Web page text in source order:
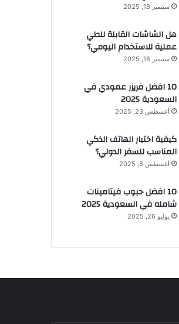
سبتمبر 18, 2025
هل الشاشات القابلة للطي
عملية للاستخدام اليومي؟
سبتمبر 18, 2025
10 افضل فريزر عمودي​ في
السعودية​ 2025
أغسطس 23, 2025
كيفية اختيار الهاتف الذكي
المناسب للسفر الدولي؟
أغسطس 8, 2025
10 افضل حبوب فيتامينات
شامله​ في السعودية 2025
يوليو 26, 2025